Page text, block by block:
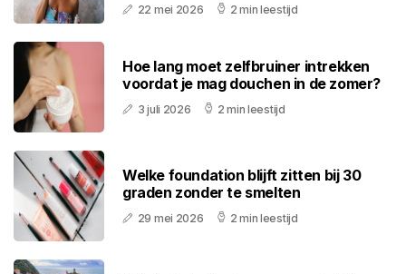
22 mei 2026 2 min leestijd
Hoe lang moet zelfbruiner intrekken
voordat je mag douchen in de zomer?
3 juli 2026 2 min leestijd
Welke foundation blijft zitten bij 30
graden zonder te smelten
29 mei 2026 2 min leestijd